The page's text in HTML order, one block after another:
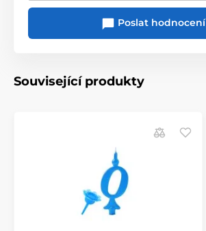
Poslat hodnocení
Související produkty